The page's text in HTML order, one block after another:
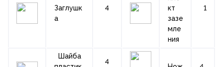
Заглушк
а
4
кт
зазе
мле
ния
1
Шайба
4